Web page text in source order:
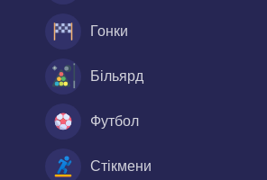
Гонки
Більярд
Футбол
Стікмени